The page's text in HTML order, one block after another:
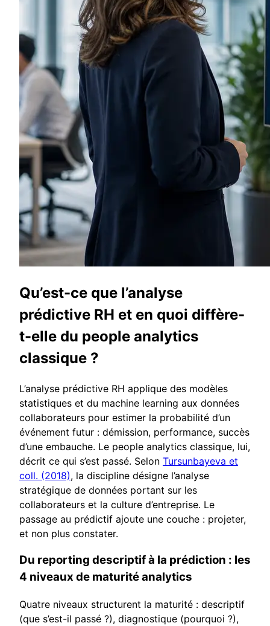
Qu’est-ce que l’analyse
prédictive RH et en quoi diffère-
t-elle du people analytics
classique ?
L’analyse prédictive RH applique des modèles
statistiques et du machine learning aux données
collaborateurs pour estimer la probabilité d’un
événement futur : démission, performance, succès
d’une embauche. Le people analytics classique, lui,
décrit ce qui s’est passé. Selon Tursunbayeva et
coll. (2018), la discipline désigne l’analyse
stratégique de données portant sur les
collaborateurs et la culture d’entreprise. Le
passage au prédictif ajoute une couche : projeter,
et non plus constater.
Du reporting descriptif à la prédiction : les
4 niveaux de maturité analytics
Quatre niveaux structurent la maturité : descriptif
(que s’est-il passé ?), diagnostique (pourquoi ?),